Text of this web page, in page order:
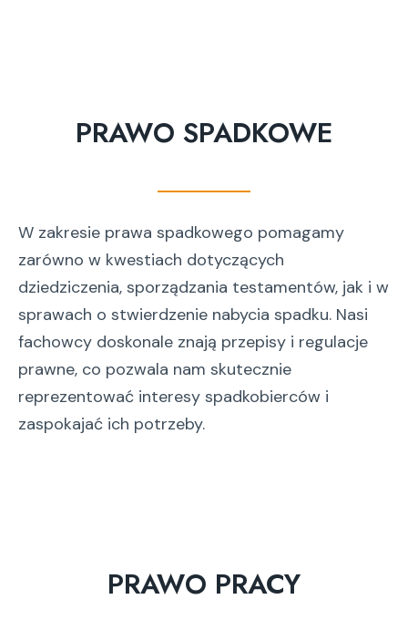
PRAWO SPADKOWE
W zakresie prawa spadkowego pomagamy
zarówno w kwestiach dotyczących
dziedziczenia, sporządzania testamentów, jak i w
sprawach o stwierdzenie nabycia spadku. Nasi
fachowcy doskonale znają przepisy i regulacje
prawne, co pozwala nam skutecznie
reprezentować interesy spadkobierców i
zaspokajać ich potrzeby.
PRAWO PRACY